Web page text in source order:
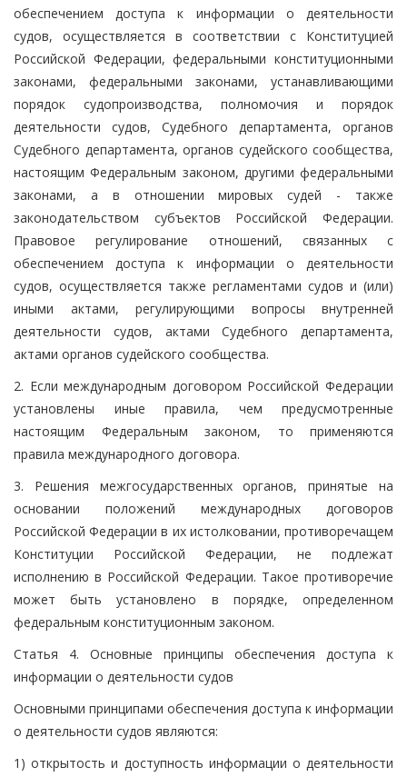
обеспечением доступа к информации о деятельности
судов, осуществляется в соответствии с Конституцией
Российской Федерации, федеральными конституционными
законами, федеральными законами, устанавливающими
порядок судопроизводства, полномочия и порядок
деятельности судов, Судебного департамента, органов
Судебного департамента, органов судейского сообщества,
настоящим Федеральным законом, другими федеральными
законами, а в отношении мировых судей - также
законодательством субъектов Российской Федерации.
Правовое регулирование отношений, связанных с
обеспечением доступа к информации о деятельности
судов, осуществляется также регламентами судов и (или)
иными актами, регулирующими вопросы внутренней
деятельности судов, актами Судебного департамента,
актами органов судейского сообщества.
2. Если международным договором Российской Федерации
установлены иные правила, чем предусмотренные
настоящим Федеральным законом, то применяются
правила международного договора.
3. Решения межгосударственных органов, принятые на
основании положений международных договоров
Российской Федерации в их истолковании, противоречащем
Конституции Российской Федерации, не подлежат
исполнению в Российской Федерации. Такое противоречие
может быть установлено в порядке, определенном
федеральным конституционным законом.
Статья 4. Основные принципы обеспечения доступа к
информации о деятельности судов
Основными принципами обеспечения доступа к информации
о деятельности судов являются:
1) открытость и доступность информации о деятельности